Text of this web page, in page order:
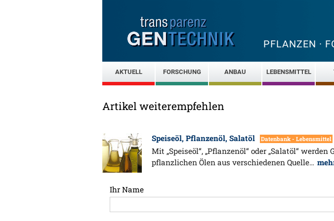
PFLANZEN ·
AKTUELL FORSCHUNG ANBAU LEBENSMITTEL
Artikel weiterempfehlen
Speiseöl, Pflanzenöl, Salatöl Datenbank - Lebensmittel
Mit „Speiseöl“, „Pflanzenöl“ oder „Salatöl“ werden
pflanzlichen Ölen aus verschiedenen Quelle…
Ihr Name